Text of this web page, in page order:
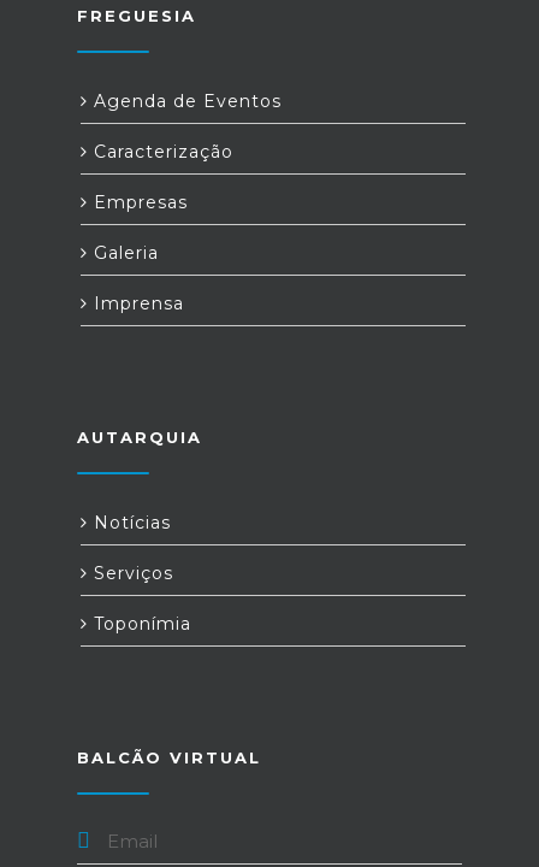
FREGUESIA
Agenda de Eventos
Caracterização
Empresas
Galeria
Imprensa
AUTARQUIA
Notícias
Serviços
Toponímia
BALCÃO VIRTUAL